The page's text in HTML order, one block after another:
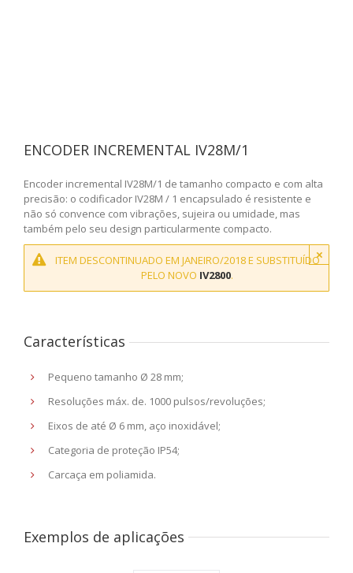
ENCODER INCREMENTAL IV28M/1
Encoder incremental IV28M/1 de tamanho compacto e com alta
precisão: o codificador IV28M / 1 encapsulado é resistente e
não só convence com vibrações, sujeira ou umidade, mas
também pelo seu design particularmente compacto.
ITEM DESCONTINUADO EM JANEIRO/2018 E SUBSTITUÍDO
PELO NOVO IV2800.
×
Características
Pequeno tamanho Ø 28 mm;
Resoluções máx. de. 1000 pulsos/revoluções;
Eixos de até Ø 6 mm, aço inoxidável;
Categoria de proteção IP54;
Carcaça em poliamida.
Exemplos de aplicações